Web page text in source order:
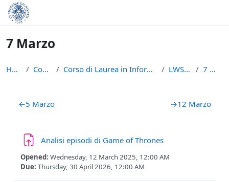
Skip to main content
7 Marzo
Home Courses Corso di Laurea in Informatica (L-31) LWS2425 7 Marzo
Section outline
←5 Marzo →12 Marzo
Analisi episodi di Game of ThronesAssignment
Opened: Wednesday, 12 March 2025, 12:00 AM
Due: Thursday, 30 April 2026, 12:00 AM